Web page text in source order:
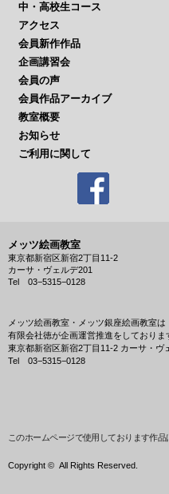
中・高校生コース
アクセス
会員新作作品
企画講習会
会員の声
会員作品アーカイブ
教室概要
お知らせ
ご利用に関して
メッツ絵画教室
東京都新宿区新宿2丁目11-2
カーサ・ヴェルデ201
Tel 03−5315−0128
メッツ絵画教室・メッツ銀座絵画教室は
有限会社徳が企画運営推進をしておりま
東京都新宿区新宿2丁目11-2 カーサ・ヴ
Tel 03−5315−0128
このホームページで使用しております作品
Copyright © All Rights Reserved.